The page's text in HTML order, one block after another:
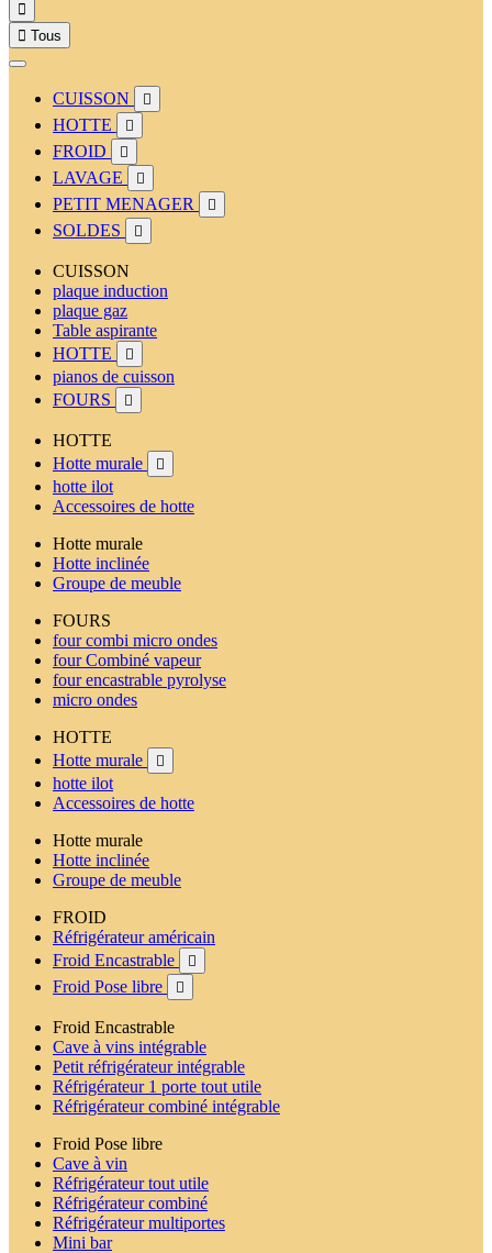

 Tous
CUISSON 
HOTTE 
FROID 
LAVAGE 
PETIT MENAGER 
SOLDES 
CUISSON
plaque induction
plaque gaz
Table aspirante
HOTTE

pianos de cuisson
FOURS

HOTTE
Hotte murale

hotte ilot
Accessoires de hotte
Hotte murale
Hotte inclinée
Groupe de meuble
FOURS
four combi micro ondes
four Combiné vapeur
four encastrable pyrolyse
micro ondes
HOTTE
Hotte murale

hotte ilot
Accessoires de hotte
Hotte murale
Hotte inclinée
Groupe de meuble
FROID
Réfrigérateur américain
Froid Encastrable

Froid Pose libre 
Froid Encastrable
Cave à vins intégrable
Petit réfrigérateur intégrable
Réfrigérateur 1 porte tout utile
Réfrigérateur combiné intégrable
Froid Pose libre
Cave à vin
Réfrigérateur tout utile
Réfrigérateur combiné
Réfrigérateur multiportes
Mini bar